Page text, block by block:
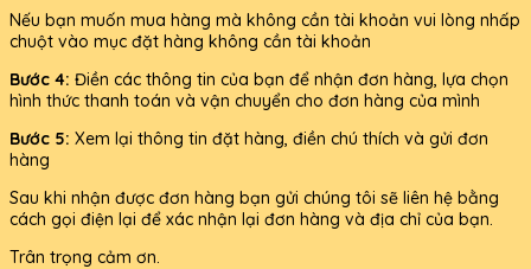
Nếu bạn muốn mua hàng mà không cần tài khoản vui lòng nhấp
chuột vào mục đặt hàng không cần tài khoản
Bước 4: Điền các thông tin của bạn để nhận đơn hàng, lựa chọn
hình thức thanh toán và vận chuyển cho đơn hàng của mình
Bước 5: Xem lại thông tin đặt hàng, điền chú thích và gửi đơn
hàng
Sau khi nhận được đơn hàng bạn gửi chúng tôi sẽ liên hệ bằng
cách gọi điện lại để xác nhận lại đơn hàng và địa chỉ của bạn.
Trân trọng cảm ơn.